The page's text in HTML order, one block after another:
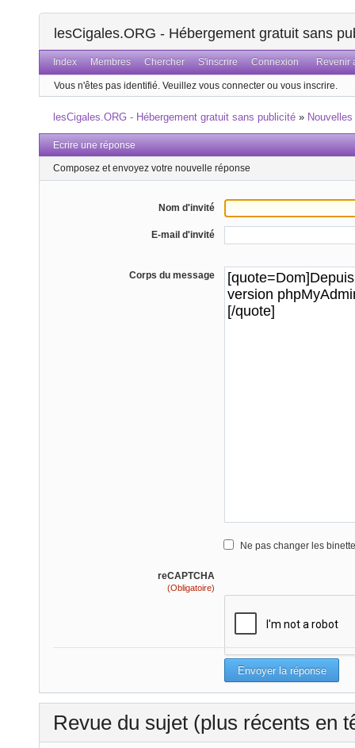
lesCigales.ORG - Hébergement gratuit sans
Index Membres Chercher S'inscrire Connexion Revenir
Vous n'êtes pas identifié. Veuillez vous connecter ou vous inscrire.
lesCigales.ORG - Hébergement gratuit sans publicité » Nouvelles
Ecrire une réponse
Composez et envoyez votre nouvelle réponse
Nom d'invité
E-mail d'invité
Corps du message
Ne pas changer les
reCAPTCHA
(Obligatoire)
Revue du sujet (plus récents en